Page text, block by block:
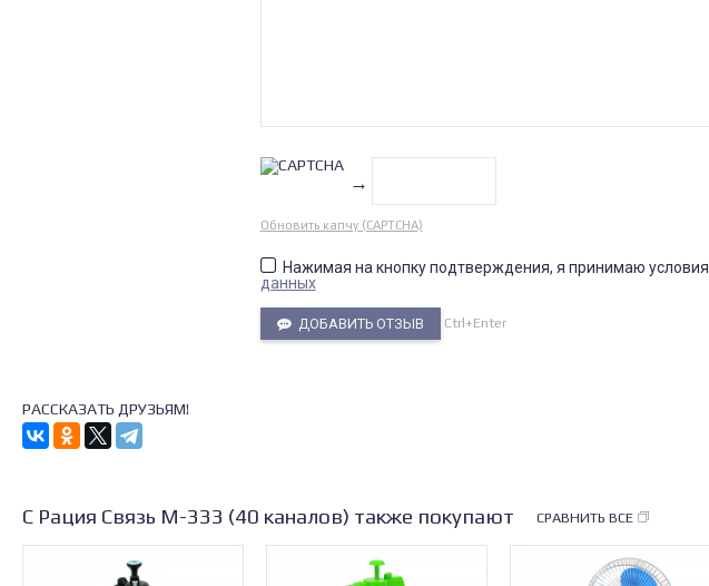
→
Обновить капчу (CAPTCHA)
Нажимая на кнопку подтверждения, я принимаю условия
данных
ДОБАВИТЬ ОТЗЫВ Ctrl+Enter
РАССКАЗАТЬ ДРУЗЬЯМ!
С Рация Связь М-333 (40 каналов) также покупают СРАВНИТЬ ВСЕ